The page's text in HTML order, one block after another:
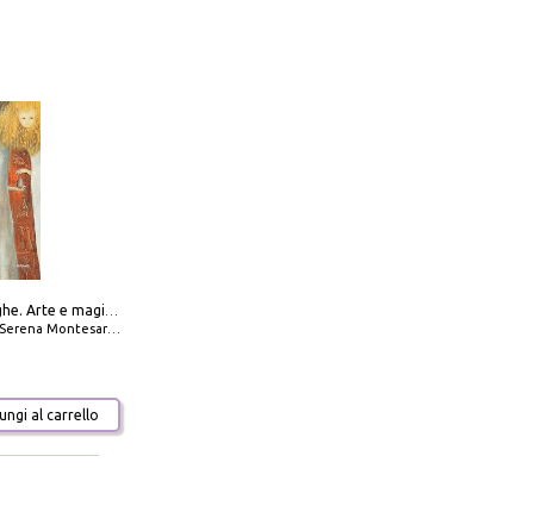
Amabili streghe. Arte e magie di Leonora Carrington e Remedios Varo
Montesarchio
al carrello